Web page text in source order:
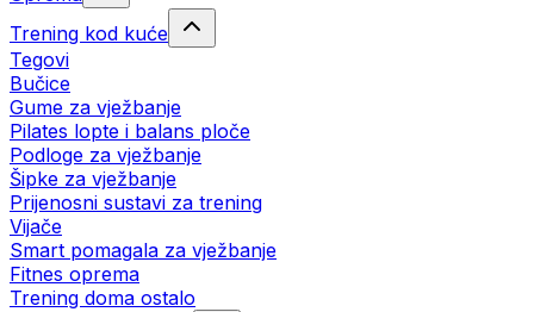
Trening kod kuće
Tegovi
Bučice
Gume za vježbanje
Pilates lopte i balans ploče
Podloge za vježbanje
Šipke za vježbanje
Prijenosni sustavi za trening
Vijače
Smart pomagala za vježbanje
Fitnes oprema
Trening doma ostalo